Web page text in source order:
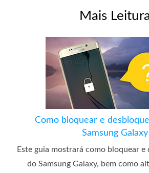
Mais
Como bloquear e
Samsung Galaxy
Este guia mostrará como bloquear e
do Samsung Galaxy, bem como